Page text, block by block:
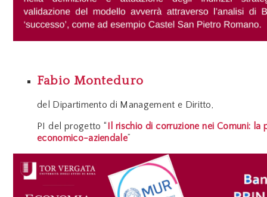
Fabio Monteduro
del Dipartimento di Management e Diritto,
PI del progetto “ Il rischio di corruzione nei Comuni: la
economico-aziendale”